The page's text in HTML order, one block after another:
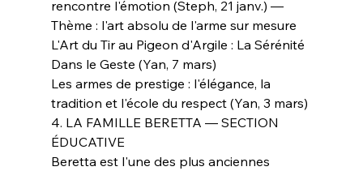
rencontre l'émotion (Steph, 21 janv.) —
Thème : l'art absolu de l'arme sur mesure
L'Art du Tir au Pigeon d'Argile : La Sérénité
Dans le Geste (Yan, 7 mars)
Les armes de prestige : l'élégance, la
tradition et l'école du respect (Yan, 3 mars)
4. LA FAMILLE BERETTA — SECTION
ÉDUCATIVE
Beretta est l'une des plus anciennes